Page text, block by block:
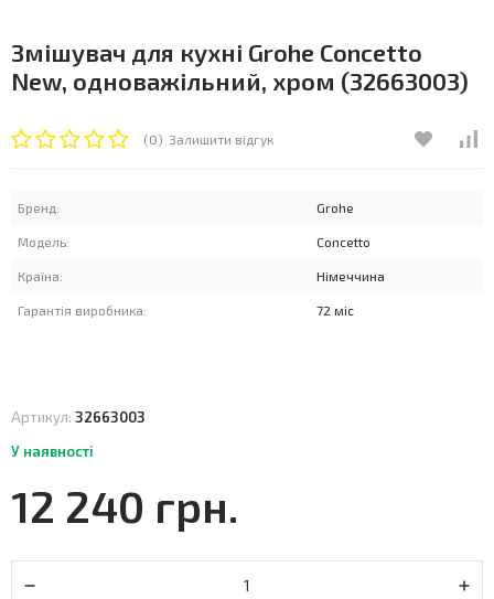
Змішувач для кухні Grohe Concetto
New, одноважільний, хром (32663003)
(0) Залишити відгук
Бренд: Grohe
Модель: Concetto
Країна: Німеччина
Гарантія виробника: 72 міс
Артикул: 32663003
У наявності
12 240 грн.